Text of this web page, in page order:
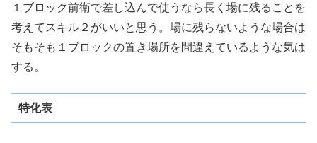
１ブロック前衛で差し込んで使うなら長く場に残ることを
考えてスキル２がいいと思う。場に残らないような場合は
そもそも１ブロックの置き場所を間違えているような気は
する。
特化表